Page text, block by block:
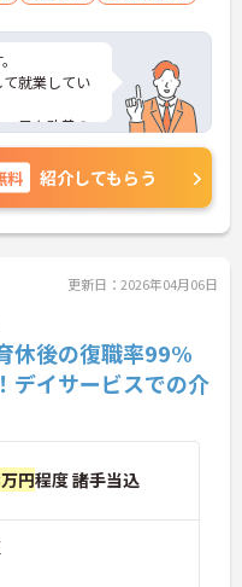
就業してい
日々改善の
スタッフも
す。
わせくださ
料 紹介してもらう
更新日：2026年04月06日
休後の復職率99%
デイサービスでの介
円程度 諸手当込